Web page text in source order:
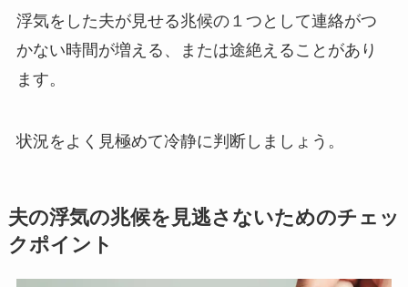
浮気をした夫が見せる兆候の１つとして連絡がつ
かない時間が増える、または途絶えることがあり
ます。
状況をよく見極めて冷静に判断しましょう。
夫の浮気の兆候を見逃さないためのチェッ
クポイント